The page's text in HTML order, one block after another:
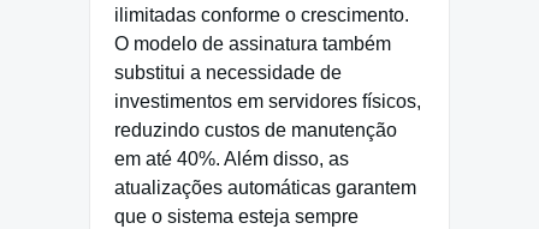
ilimitadas conforme o crescimento.
O modelo de assinatura também
substitui a necessidade de
investimentos em servidores físicos,
reduzindo custos de manutenção
em até 40%. Além disso, as
atualizações automáticas garantem
que o sistema esteja sempre